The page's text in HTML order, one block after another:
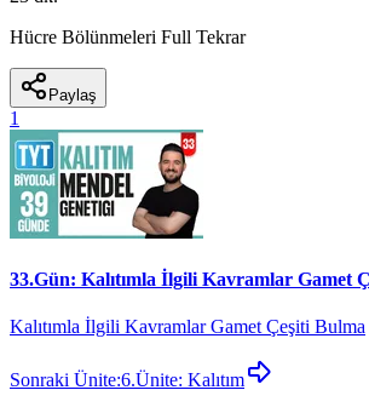
Hücre Bölünmeleri Full Tekrar
Paylaş
1
33.Gün: Kalıtımla İlgili Kavramlar Gamet
Kalıtımla İlgili Kavramlar Gamet Çeşiti Bulma
Sonraki Ünite:6.Ünite: Kalıtım